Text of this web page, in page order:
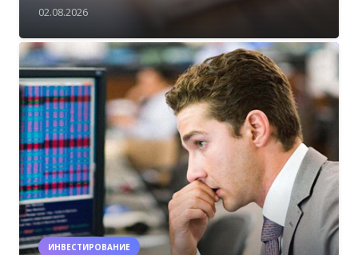
02.08.2026
ИНВЕСТИРОВАНИЕ